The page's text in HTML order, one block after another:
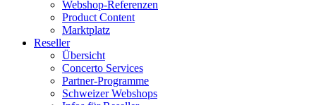
Webshop-Referenzen
Product Content
Marktplatz
Reseller
Übersicht
Concerto Services
Partner-Programme
Schweizer Webshops